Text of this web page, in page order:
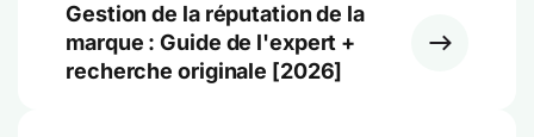
Gestion de la réputation de la
marque : Guide de l'expert +
recherche originale [2026]